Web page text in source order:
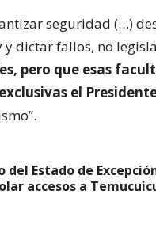
seguridad (…)
dictar fallos, no
pero que esas
el
del Estado de
accesos a